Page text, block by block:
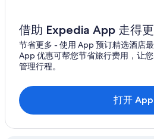
借助 Expedia App 走得
节省更多 - 使用 App 预订精选酒店
App 优惠可帮您节省旅行费用，让
管理行程。
打开 App